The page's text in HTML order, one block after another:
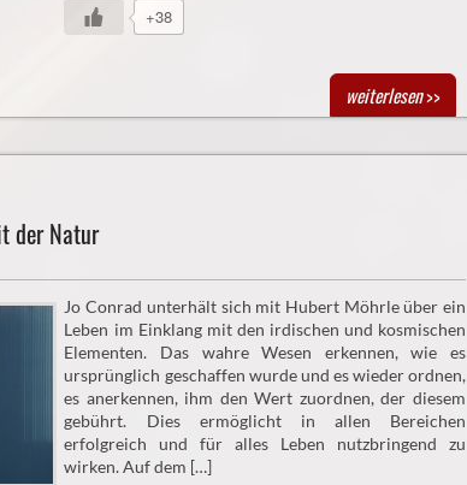
+38
weiterlesen>>
der Natur
Jo Conrad unterhält sich mit Hubert Möhrle über ein
Leben im Einklang mit den irdischen und kosmischen
Elementen. Das wahre Wesen erkennen, wie es
ursprünglich geschaffen wurde und es wieder ordnen,
es anerkennen, ihm den Wert zuordnen, der diesem
gebührt. Dies ermöglicht in allen Bereichen
erfolgreich und für alles Leben nutzbringend zu
wirken. Auf dem […]